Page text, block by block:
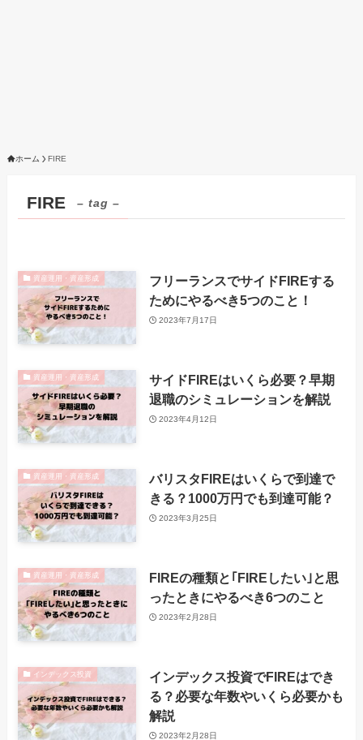
ホーム FIRE
FIRE – tag –
資産運用・資産形成
フリーランスでサイドFIREする
ためにやるべき5つのこと！
2023年7月17日
資産運用・資産形成
サイドFIREはいくら必要？早期
退職のシミュレーションを解説
2023年4月12日
資産運用・資産形成
バリスタFIREはいくらで到達で
きる？1000万円でも到達可能？
2023年3月25日
資産運用・資産形成
FIREの種類と｢FIREしたい｣と思
ったときにやるべき6つのこと
2023年2月28日
インデックス投資
インデックス投資でFIREはでき
る？必要な年数やいくら必要かも
解説
2023年2月28日